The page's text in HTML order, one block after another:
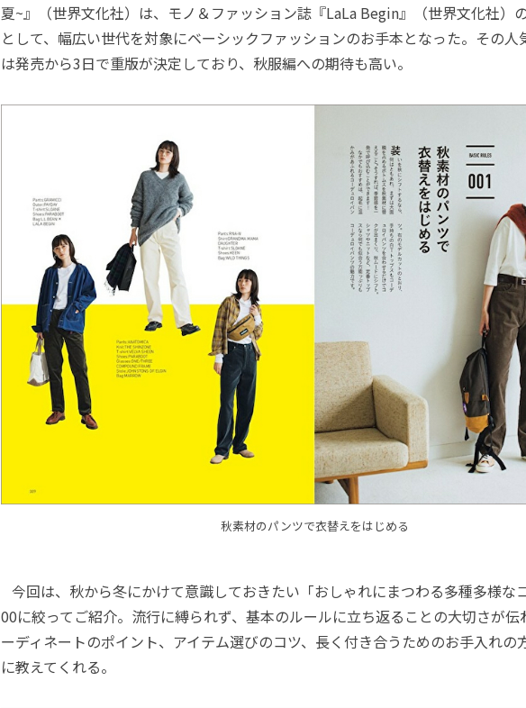
夏~』（世界文化社）は、モノ＆ファッション誌『LaLa Begin』（世界文化社）
として、幅広い世代を対象にベーシックファッションのお手本となった。その人
は発売から3日で重版が決定しており、秋服編への期待も高い。
秋素材のパンツで衣替えをはじめる
今回は、秋から冬にかけて意識しておきたい「おしゃれにまつわる多種多様な
00に絞ってご紹介。流行に縛られず、基本のルールに立ち返ることの大切さが伝
ーディネートのポイント、アイテム選びのコツ、長く付き合うためのお手入れの
に教えてくれる。